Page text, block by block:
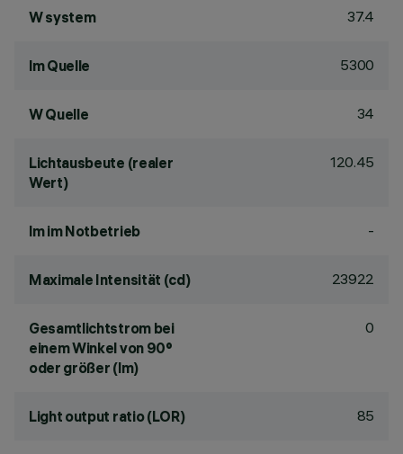
W system 37.4
lm Quelle 5300
W Quelle 34
Lichtausbeute (realer
Wert)
120.45
lm im Notbetrieb -
Maximale Intensität (cd) 23922
Gesamtlichtstrom bei
einem Winkel von 90°
oder größer (lm)
0
Light output ratio (LOR) 85